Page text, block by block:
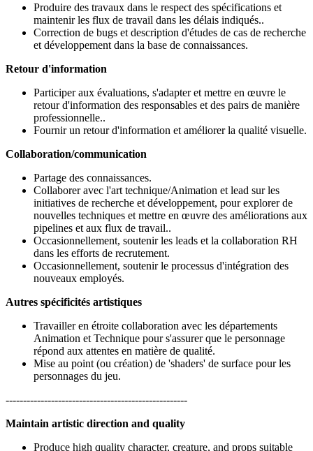
Produire des travaux dans le respect des spécifications et
maintenir les flux de travail dans les délais indiqués..
Correction de bugs et description d'études de cas de recherche
et développement dans la base de connaissances.
Retour d'information
Participer aux évaluations, s'adapter et mettre en œuvre le
retour d'information des responsables et des pairs de manière
professionnelle..
Fournir un retour d'information et améliorer la qualité visuelle.
Collaboration/communication
Partage des connaissances.
Collaborer avec l'art technique/Animation et lead sur les
initiatives de recherche et développement, pour explorer de
nouvelles techniques et mettre en œuvre des améliorations aux
pipelines et aux flux de travail..
Occasionnellement, soutenir les leads et la collaboration RH
dans les efforts de recrutement.
Occasionnellement, soutenir le processus d'intégration des
nouveaux employés.
Autres spécificités artistiques
Travailler en étroite collaboration avec les départements
Animation et Technique pour s'assurer que le personnage
répond aux attentes en matière de qualité.
Mise au point (ou création) de 'shaders' de surface pour les
personnages du jeu.
----------------------------------------------------
Maintain artistic direction and quality
Produce high quality character, creature, and props suitable